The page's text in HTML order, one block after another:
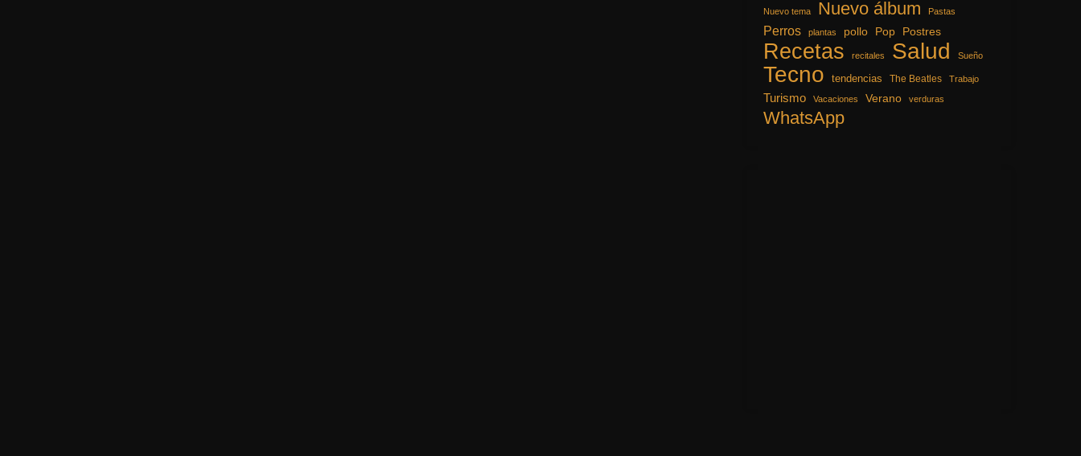
Nuevo tema Nuevo álbum Pastas
Perros plantas pollo Pop Postres
Recetas recitales Salud Sueño
Tecno tendencias The Beatles Trabajo
Turismo Vacaciones Verano verduras
WhatsApp